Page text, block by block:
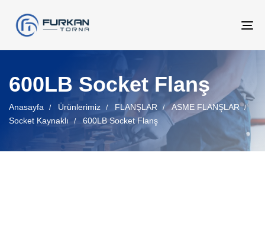
600LB Socket Flanş
Anasayfa Ürünlerimiz FLANŞLAR
ASME FLANŞLAR
Socket Kaynaklı
600LB Socket Flanş